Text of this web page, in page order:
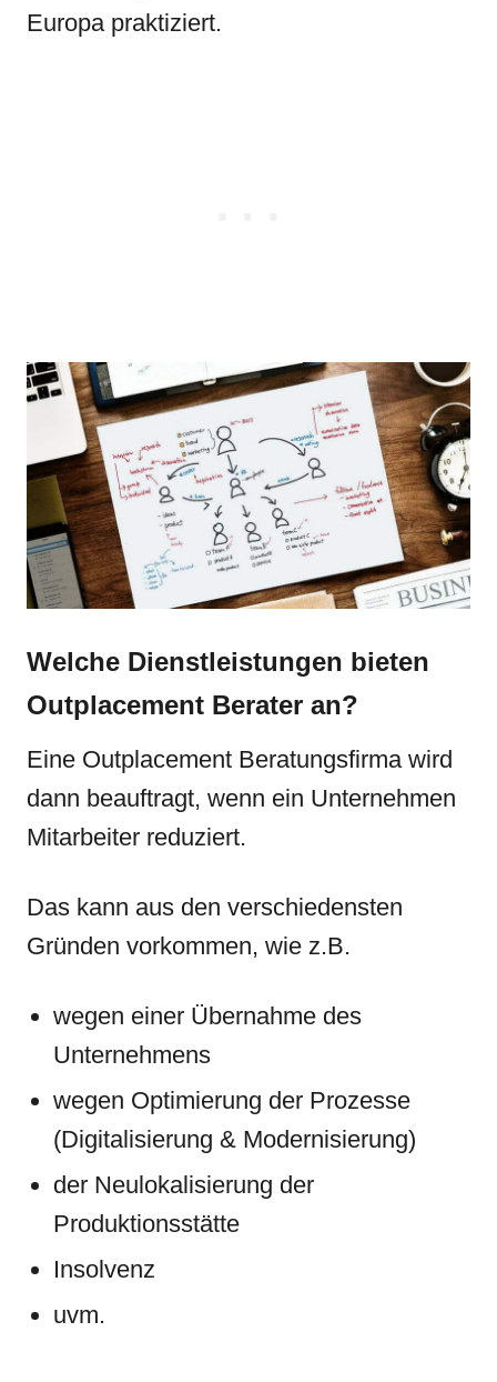
Europa praktiziert.
Welche Dienstleistungen bieten
Outplacement Berater an?
Eine Outplacement Beratungsfirma wird
dann beauftragt, wenn ein Unternehmen
Mitarbeiter reduziert.
Das kann aus den verschiedensten
Gründen vorkommen, wie z.B.
wegen einer Übernahme des
Unternehmens
wegen Optimierung der Prozesse
(Digitalisierung & Modernisierung)
der Neulokalisierung der
Produktionsstätte
Insolvenz
uvm.